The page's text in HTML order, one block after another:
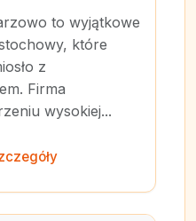
to wyjątkowe
które
z
Firma
wysokiej...